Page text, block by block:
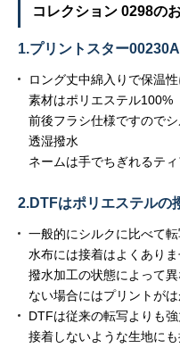
コレクション 0298の
1.プリントスター
ロング丈中綿入りで保温
素材はポリエステル100%
前後フラシ仕様ですので
透湿撥水
ネームは手でちぎれるテ
2.DTFはポリエステルの
一般的にシルクに比べて
水布には接着はよくあり
撥水加工の状態によって
ない場合にはプリントが
DTFは従来の転写よりも
接着しないような生地に